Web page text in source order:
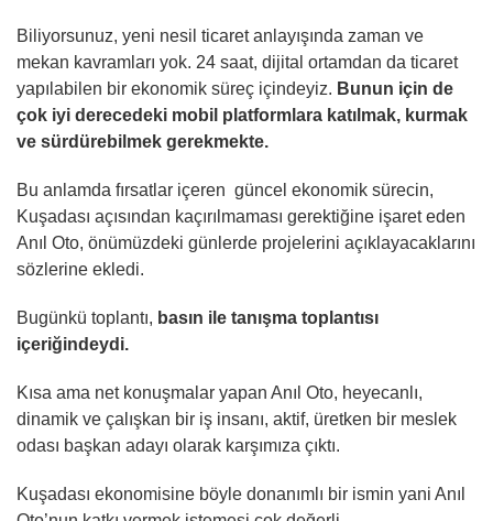
Biliyorsunuz, yeni nesil ticaret anlayışında zaman ve
mekan kavramları yok. 24 saat, dijital ortamdan da ticaret
yapılabilen bir ekonomik süreç içindeyiz. Bunun için de
çok iyi derecedeki mobil platformlara katılmak, kurmak
ve sürdürebilmek gerekmekte.
Bu anlamda fırsatlar içeren güncel ekonomik sürecin,
Kuşadası açısından kaçırılmaması gerektiğine işaret eden
Anıl Oto, önümüzdeki günlerde projelerini açıklayacaklarını
sözlerine ekledi.
Bugünkü toplantı, basın ile tanışma toplantısı
içeriğindeydi.
Kısa ama net konuşmalar yapan Anıl Oto, heyecanlı,
dinamik ve çalışkan bir iş insanı, aktif, üretken bir meslek
odası başkan adayı olarak karşımıza çıktı.
Kuşadası ekonomisine böyle donanımlı bir ismin yani Anıl